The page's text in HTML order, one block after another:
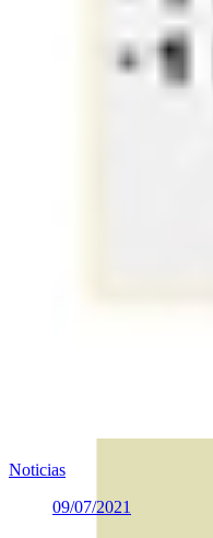
Noticias
09/07/2021